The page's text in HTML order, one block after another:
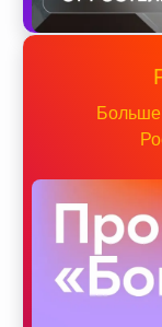
Больше